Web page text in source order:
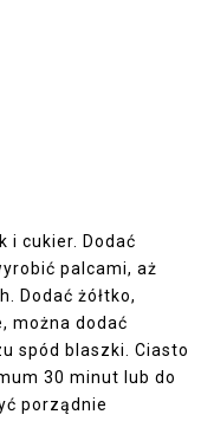
i cukier. Dodać
palcami, aż
Dodać żółtko,
można dodać
spód blaszki. Ciasto
30 minut lub do
porządnie